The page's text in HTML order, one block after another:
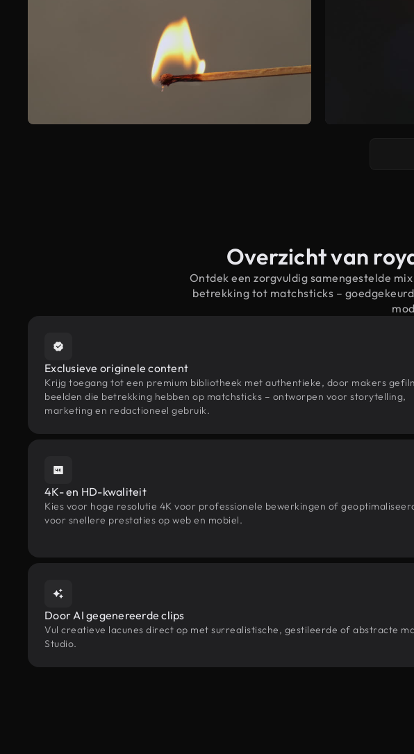
Overzicht van
Ontdek een zorgvuldig samengestelde
betrekking tot matchsticks –
Exclusieve originele content
Krijg toegang tot een premium bibliotheek met authentieke, door makers
beelden die betrekking hebben op matchsticks – ontworpen voor storytelling,
marketing en redactioneel gebruik.
4K- en HD-kwaliteit
Kies voor hoge resolutie 4K voor professionele bewerkingen of
voor snellere prestaties op web en mobiel.
Door AI gegenereerde clips
Vul creatieve lacunes direct op met surrealistische, gestileerde of abstracte
Studio.